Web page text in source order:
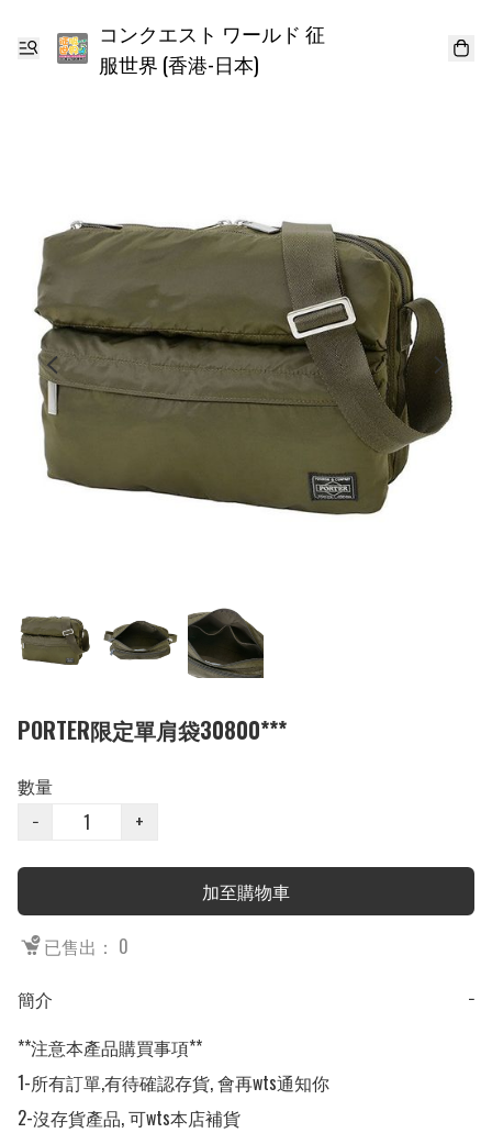
コンクエスト ワールド 征
服世界 (香港-日本)
PORTER限定單肩袋30800***
數量
−
+
加至購物車
已售出： 0
簡介
−
**注意本產品購買事項**
1-所有訂單,有待確認存貨, 會再wts通知你
2-沒存貨產品, 可wts本店補貨